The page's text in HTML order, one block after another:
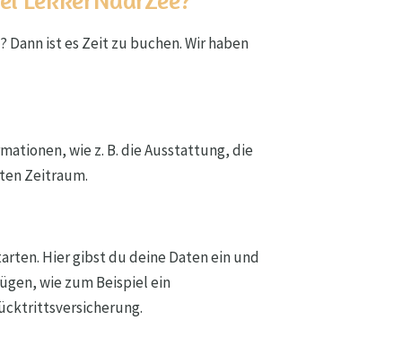
ist es Zeit zu buchen. Wir haben
wie z. B. die Ausstattung, die
Zeitraum.
Hier gibst du deine Daten ein und
wie zum Beispiel ein